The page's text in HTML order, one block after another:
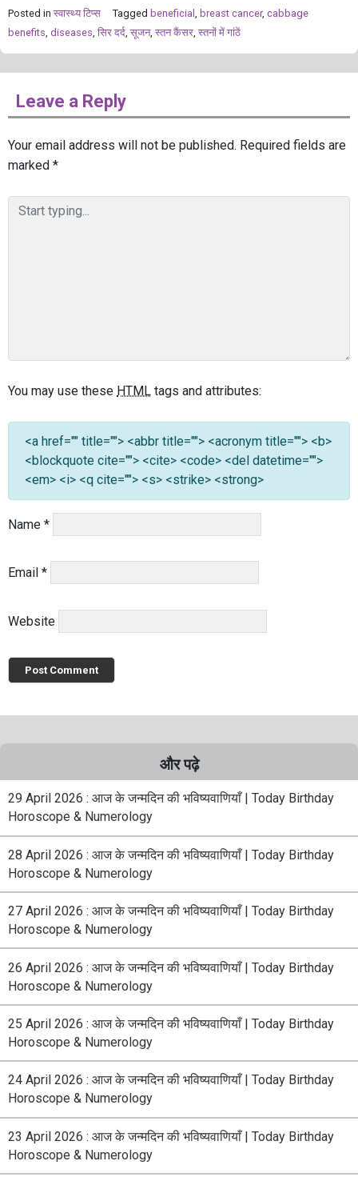
Posted in स्‍वास्‍थ्‍य टिप्‍स Tagged beneficial , breast cancer, cabbage
benefits, diseases, सिर दर्द, सूजन, स्तन कैंसर, स्तनों में गांठें
Leave a Reply
Your email address will not be published. Required fields are
marked *
You may use these HTML tags and attributes:
<a href="" title=""> <abbr title=""> <acronym title=""> <b>
<blockquote cite=""> <cite> <code> <del datetime="">
<em> <i> <q cite=""> <s> <strike> <strong>
Name *
Email *
Website
और पढ़े
29 April 2026 : आज के जन्मदिन की भविष्यवाणियाँ | Today Birthday
Horoscope & Numerology
28 April 2026 : आज के जन्मदिन की भविष्यवाणियाँ | Today Birthday
Horoscope & Numerology
27 April 2026 : आज के जन्मदिन की भविष्यवाणियाँ | Today Birthday
Horoscope & Numerology
26 April 2026 : आज के जन्मदिन की भविष्यवाणियाँ | Today Birthday
Horoscope & Numerology
25 April 2026 : आज के जन्मदिन की भविष्यवाणियाँ | Today Birthday
Horoscope & Numerology
24 April 2026 : आज के जन्मदिन की भविष्यवाणियाँ | Today Birthday
Horoscope & Numerology
23 April 2026 : आज के जन्मदिन की भविष्यवाणियाँ | Today Birthday
Horoscope & Numerology